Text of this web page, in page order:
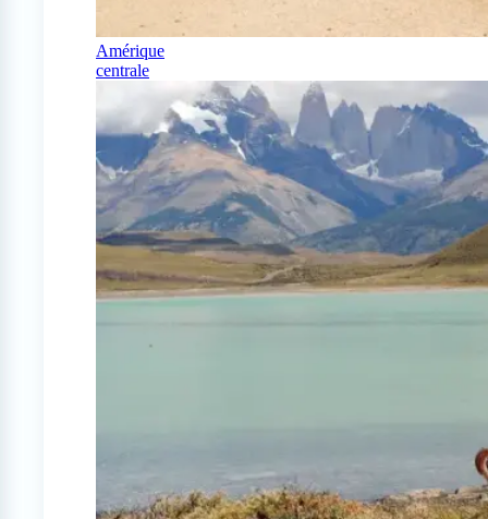
Amérique
centrale